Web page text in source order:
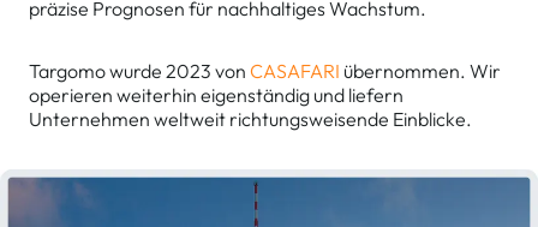
präzise Prognosen für nachhaltiges Wachstum.
Targomo wurde 2023 von CASAFARI übernommen. Wir
operieren weiterhin eigenständig und liefern
Unternehmen weltweit richtungsweisende Einblicke.